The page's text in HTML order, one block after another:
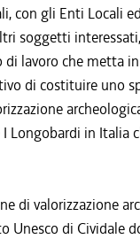
con gli Enti Locali
soggetti
lavoro che metta
di costituire uno
Longobardi in Italia
di valorizzazione
Unesco di Cividale